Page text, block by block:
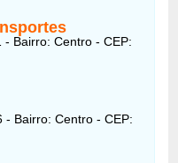
Bairro: Centro - CEP:
- Bairro: Centro - CEP: